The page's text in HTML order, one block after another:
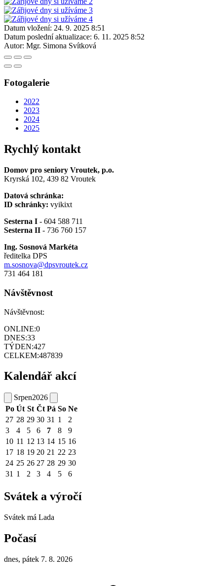
Datum vložení: 24. 9. 2025 8:51
Datum poslední aktualizace: 6. 11. 2025 8:52
Autor: Mgr. Simona Svítková
Fotogalerie
2022
2023
2024
2025
Rychlý kontakt
Domov pro seniory Vroutek, p.o.
Kryrská 102, 439 82 Vroutek
Datová schránka:
ID schránky: vyikixt
Sesterna I - 604 588 711
Sesterna II - 736 760 157
Ing. Sosnová Markéta
ředitelka DPS
m.sosnova@dpsvroutek.cz
731 464 181
Návštěvnost
Návštěvnost:
ONLINE:0
DNES:33
TÝDEN:427
CELKEM:487839
Kalendář akcí
Srpen2026
Po Út St Čt Pá So Ne
27 28 29 30 31 1
2
3
4 5 6 7 8
9
10 11 12 13 14 15 16
17 18 19 20 21 22 23
24 25 26 27 28 29 30
31 1 2 3 4 5 6
Svátek a výročí
Svátek má Lada
Počasí
dnes, pátek 7. 8. 2026